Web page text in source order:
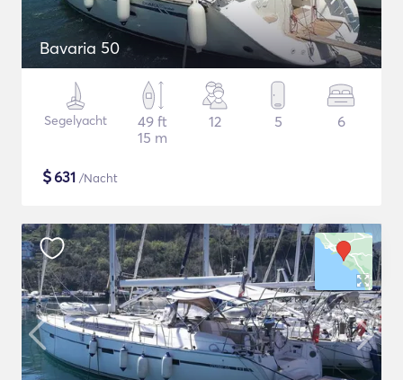
Bavaria 50
Segelyacht
49 ft
15 m
12 5 6
$631 /Nacht